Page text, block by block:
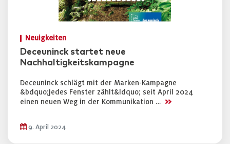
Neuigkeiten
Deceuninck startet neue
Nachhaltigkeitskampagne
Deceuninck schlägt mit der Marken-Kampagne
&bdquo;Jedes Fenster zählt&ldquo; seit April 2024
einen neuen Weg in der Kommunikation … >>
9. April 2024